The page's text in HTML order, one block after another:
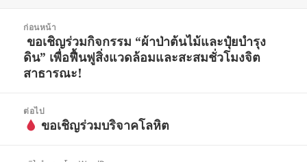
ก่อนหน้า
เรื่อง
ก่อน
หน้า:
ขอเชิญร่วมกิจกรรม “ผ้าป่าต้นไม้และปุ๋ยบำรุง
ดิน” เพื่อฟื้นฟูสิ่งแวดล้อมและสะสมชั่วโมงจิต
สาธารณะ!
ต่อไป
เรื่อง
ไป:
ขอเชิญร่วมบริจาคโลหิต